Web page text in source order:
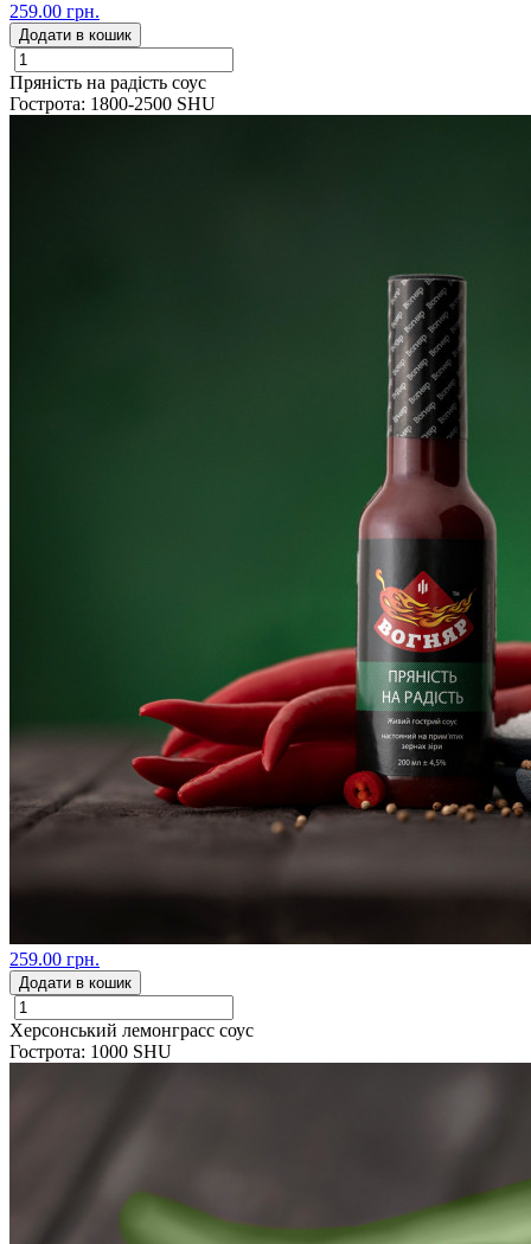
259.00 грн.
Додати в кошик
Пряність на радість соус
Гострота: 1800-2500 SHU
259.00 грн.
Додати в кошик
Херсонський лемонграсс соус
Гострота: 1000 SHU